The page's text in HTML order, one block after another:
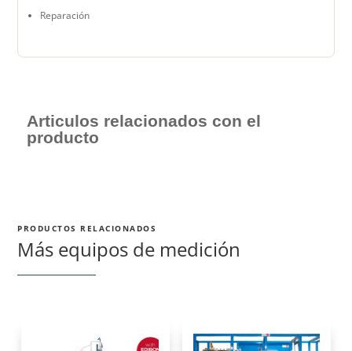
Reparación
Articulos relacionados con el
producto
PRODUCTOS RELACIONADOS
Más equipos de medición